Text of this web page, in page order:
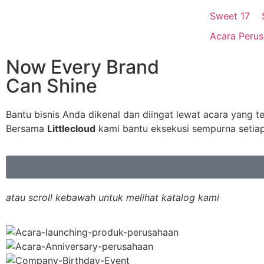
Sweet 17
Acara
Everything you need, to
Pencarian Berkaitan
Lihat Semua Hasil
Now Every Brand
Can Shine
Bantu bisnis Anda dikenal dan diingat lewat acara yang
Bersama Littlecloud kami bantu eksekusi sempurna
atau scroll kebawah untuk melihat katalog kami